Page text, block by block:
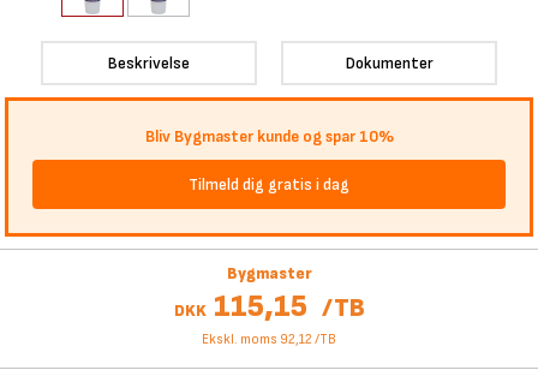
Beskrivelse Dokumenter
Bliv Bygmaster kunde og spar 10%
Tilmeld dig gratis i dag
Bygmaster
DKK 115,15 /TB
Ekskl. moms 92,12 /TB